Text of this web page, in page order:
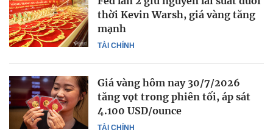
TÀI CHÍNH
thời Kevin Warsh, giá vàng tăng
mạnh
TÀI CHÍNH
Giá vàng hôm nay 30/7/2026
tăng vọt trong phiên tối, áp sát
4.100 USD/ounce